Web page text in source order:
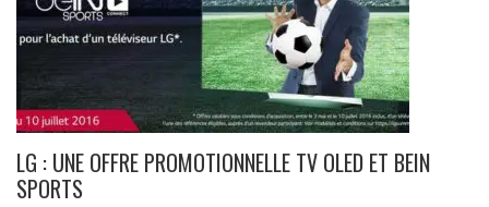
LG : UNE OFFRE PROMOTIONNELLE TV OLED ET BEIN
SPORTS